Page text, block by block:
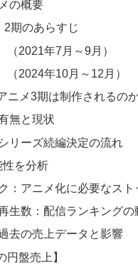
の概要
2期のあらすじ
（2021年7月～9月）
（2024年10月～12月）
ニメ3期は制作されるの
無と現状
リーズ続編決定の流れ
性を分析
：アニメ化に必要なスト
生数：配信ランキングの
去の売上データと影響
円盤売上】